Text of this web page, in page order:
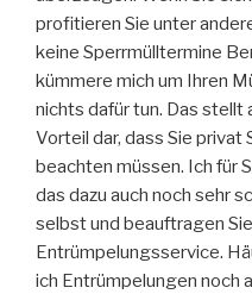
profitieren Sie unter
keine Sperrmülltermine
kümmere mich um Ihren
nichts dafür tun. Das stellt
Vorteil dar, dass Sie privat
beachten müssen. Ich für
das dazu auch noch sehr
selbst und beauftragen
Entrümpelungsservice.
ich Entrümpelungen noch